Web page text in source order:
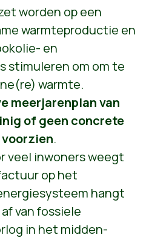
worden op een
warmteproductie en
en
stimuleren om om te
warmte.
meerjarenplan van
of geen concrete
.
veel inwoners weegt
op het
hangt
van fossiele
in het midden-